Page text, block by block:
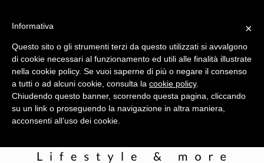
×
Informativa
Questo sito o gli strumenti terzi da questo utilizzati si avvalgono
di cookie necessari al funzionamento ed utili alle finalità illustrate
nella cookie policy. Se vuoi saperne di più o negare il consenso
a tutti o ad alcuni cookie, consulta la cookie policy.
Chiudendo questo banner, scorrendo questa pagina, cliccando
su un link o proseguendo la navigazione in altra maniera,
acconsenti all’uso dei cookie.